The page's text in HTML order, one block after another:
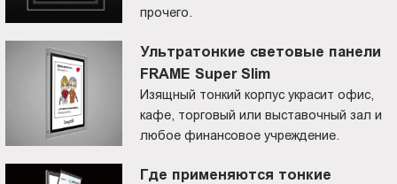
прочего.
Ультратонкие световые панели
FRAME Super Slim
Изящный тонкий корпус украсит офис,
кафе, торговый или выставочный зал и
любое финансовое учреждение.
Где применяются тонкие